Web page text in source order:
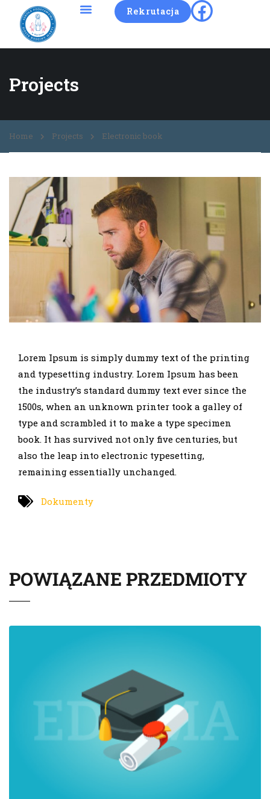
Rekrutacja
Projects
Home Projects Electronic book
Lorem Ipsum is simply dummy text of the printing
and typesetting industry. Lorem Ipsum has been
the industry’s standard dummy text ever since the
1500s, when an unknown printer took a galley of
type and scrambled it to make a type specimen
book. It has survived not only five centuries, but
also the leap into electronic typesetting,
remaining essentially unchanged.
Dokumenty
POWIĄZANE PRZEDMIOTY